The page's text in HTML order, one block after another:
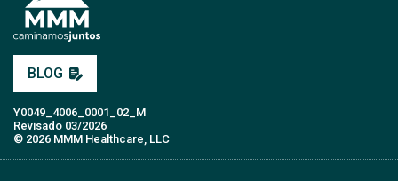
BLOG
Y0049_4006_0001_02_M
Revisado 03/2026
© 2026 MMM Healthcare, LLC